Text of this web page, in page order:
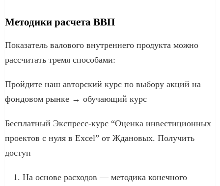
Методики расчета ВВП
Показатель валового внутреннего продукта можно
рассчитать тремя способами:
Пройдите наш авторский курс по выбору акций на
фондовом рынке → обучающий курс
Бесплатный Экспресс-курс “Оценка инвестиционных
проектов с нуля в Excel” от Ждановых. Получить
доступ
На основе расходов — методика конечного